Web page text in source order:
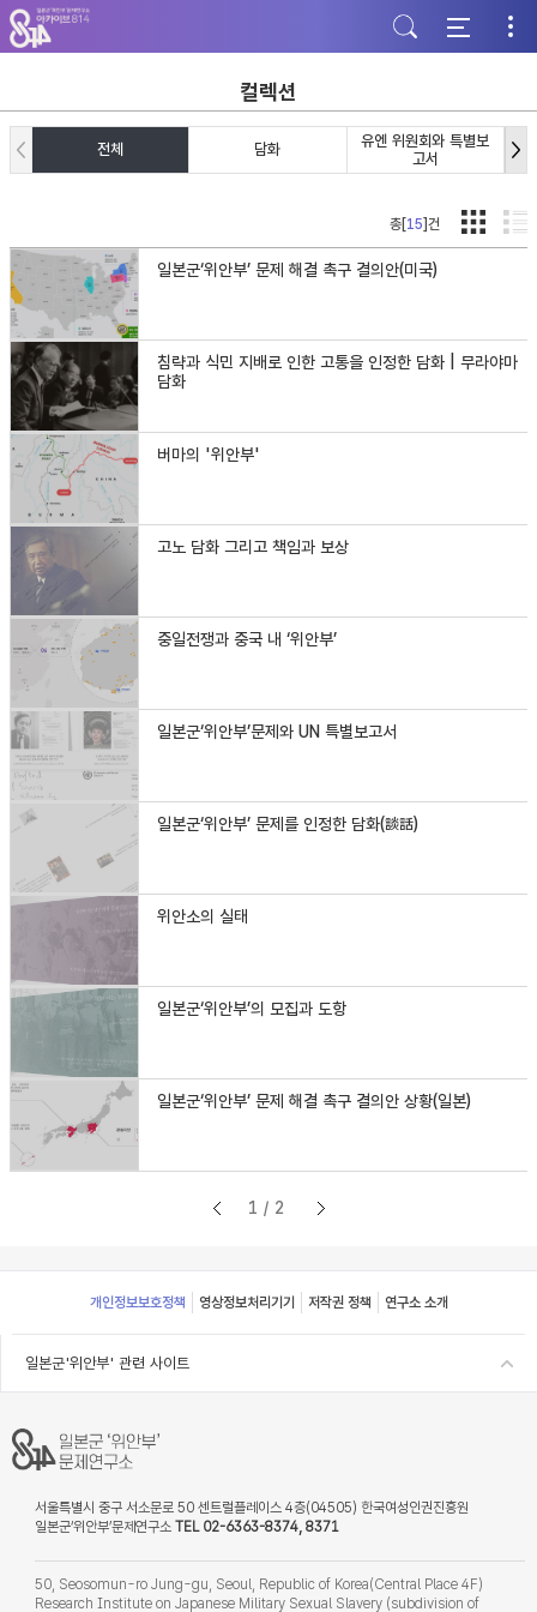
주
메
뉴
가
기
본
문
바
기
하
단
바
기
컬렉션
전체 담화
유엔 위원회와 특별보
고서
총[15]건
일본군‘위안부’ 문제 해결 촉구 결의안(미국)
침략과 식민 지배로 인한 고통을 인정한 담화 | 무라야마
담화
버마의 '위안부'
고노 담화 그리고 책임과 보상
중일전쟁과 중국 내 ‘위안부’
일본군‘위안부’문제와 UN 특별보고서
일본군‘위안부’ 문제를 인정한 담화(談話)
위안소의 실태
일본군‘위안부’의 모집과 도항
일본군‘위안부’ 문제 해결 촉구 결의안 상황(일본)
1/2
Footer
개인정보보호정책 영상정보처리기기 저작권 정책 연구소 소개
일본군'위안부' 관련 사이트
서울특별시 중구 서소문로 50 센트럴플레이스 4층(04505) 한국여성인권진흥원
일본군‘위안부’문제연구소 TEL 02-6363-8374, 8371
50, Seosomun-ro Jung-gu, Seoul, Republic of Korea(Central Place 4F)
Research Institute on Japanese Military Sexual Slavery (subdivision of